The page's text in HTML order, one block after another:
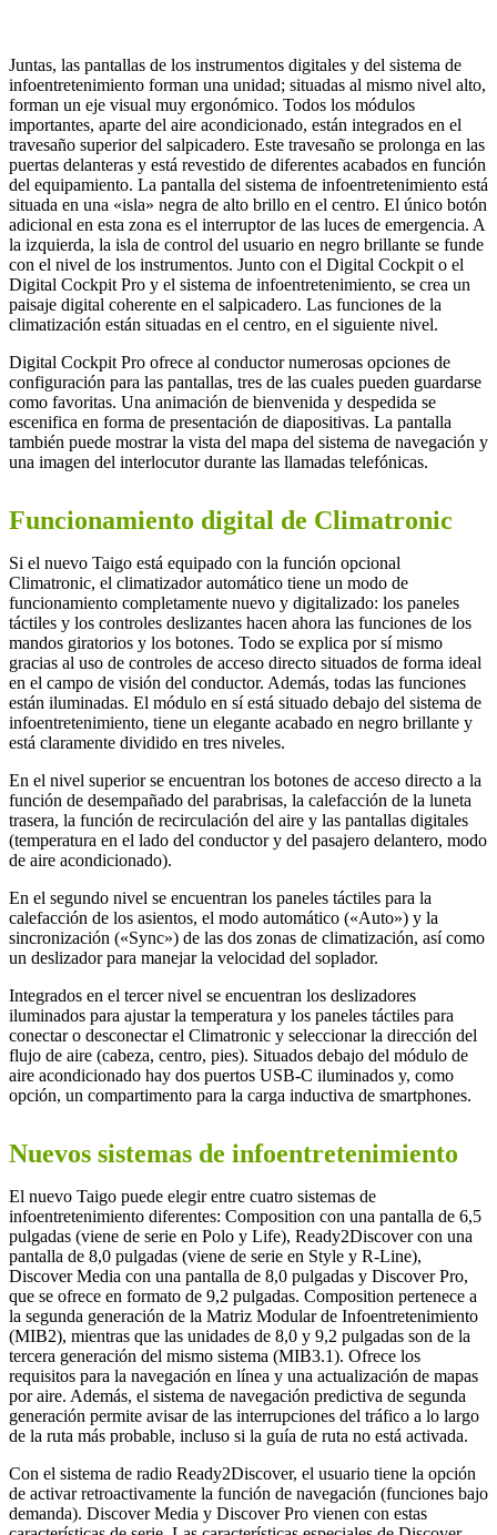
Juntas, las pantallas de los instrumentos digitales y del sistema de
infoentretenimiento forman una unidad; situadas al mismo nivel alto,
forman un eje visual muy ergonómico. Todos los módulos
importantes, aparte del aire acondicionado, están integrados en el
travesaño superior del salpicadero. Este travesaño se prolonga en las
puertas delanteras y está revestido de diferentes acabados en función
del equipamiento. La pantalla del sistema de infoentretenimiento está
situada en una «isla» negra de alto brillo en el centro. El único botón
adicional en esta zona es el interruptor de las luces de emergencia. A
la izquierda, la isla de control del usuario en negro brillante se funde
con el nivel de los instrumentos. Junto con el Digital Cockpit o el
Digital Cockpit Pro y el sistema de infoentretenimiento, se crea un
paisaje digital coherente en el salpicadero. Las funciones de la
climatización están situadas en el centro, en el siguiente nivel.
Digital Cockpit Pro ofrece al conductor numerosas opciones de
configuración para las pantallas, tres de las cuales pueden guardarse
como favoritas. Una animación de bienvenida y despedida se
escenifica en forma de presentación de diapositivas. La pantalla
también puede mostrar la vista del mapa del sistema de navegación y
una imagen del interlocutor durante las llamadas telefónicas.
Funcionamiento digital de Climatronic
Si el nuevo Taigo está equipado con la función opcional
Climatronic, el climatizador automático tiene un modo de
funcionamiento completamente nuevo y digitalizado: los paneles
táctiles y los controles deslizantes hacen ahora las funciones de los
mandos giratorios y los botones. Todo se explica por sí mismo
gracias al uso de controles de acceso directo situados de forma ideal
en el campo de visión del conductor. Además, todas las funciones
están iluminadas. El módulo en sí está situado debajo del sistema de
infoentretenimiento, tiene un elegante acabado en negro brillante y
está claramente dividido en tres niveles.
En el nivel superior se encuentran los botones de acceso directo a la
función de desempañado del parabrisas, la calefacción de la luneta
trasera, la función de recirculación del aire y las pantallas digitales
(temperatura en el lado del conductor y del pasajero delantero, modo
de aire acondicionado).
En el segundo nivel se encuentran los paneles táctiles para la
calefacción de los asientos, el modo automático («Auto») y la
sincronización («Sync») de las dos zonas de climatización, así como
un deslizador para manejar la velocidad del soplador.
Integrados en el tercer nivel se encuentran los deslizadores
iluminados para ajustar la temperatura y los paneles táctiles para
conectar o desconectar el Climatronic y seleccionar la dirección del
flujo de aire (cabeza, centro, pies). Situados debajo del módulo de
aire acondicionado hay dos puertos USB-C iluminados y, como
opción, un compartimento para la carga inductiva de smartphones.
Nuevos sistemas de infoentretenimiento
El nuevo Taigo puede elegir entre cuatro sistemas de
infoentretenimiento diferentes: Composition con una pantalla de 6,5
pulgadas (viene de serie en Polo y Life), Ready2Discover con una
pantalla de 8,0 pulgadas (viene de serie en Style y R-Line),
Discover Media con una pantalla de 8,0 pulgadas y Discover Pro,
que se ofrece en formato de 9,2 pulgadas. Composition pertenece a
la segunda generación de la Matriz Modular de Infoentretenimiento
(MIB2), mientras que las unidades de 8,0 y 9,2 pulgadas son de la
tercera generación del mismo sistema (MIB3.1). Ofrece los
requisitos para la navegación en línea y una actualización de mapas
por aire. Además, el sistema de navegación predictiva de segunda
generación permite avisar de las interrupciones del tráfico a lo largo
de la ruta más probable, incluso si la guía de ruta no está activada.
Con el sistema de radio Ready2Discover, el usuario tiene la opción
de activar retroactivamente la función de navegación (funciones bajo
demanda). Discover Media y Discover Pro vienen con estas